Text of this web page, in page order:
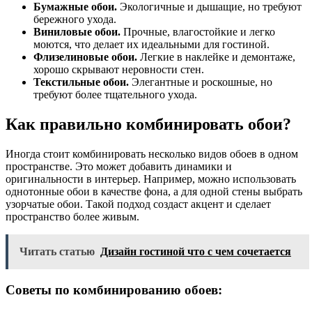
Бумажные обои. Экологичные и дышащие, но требуют
бережного ухода.
Виниловые обои. Прочные, влагостойкие и легко
моются, что делает их идеальными для гостиной.
Флизелиновые обои. Легкие в наклейке и демонтаже,
хорошо скрывают неровности стен.
Текстильные обои. Элегантные и роскошные, но
требуют более тщательного ухода.
Как правильно комбинировать обои?
Иногда стоит комбинировать несколько видов обоев в одном
пространстве. Это может добавить динамики и
оригинальности в интерьер. Например, можно использовать
однотонные обои в качестве фона, а для одной стены выбрать
узорчатые обои. Такой подход создаст акцент и сделает
пространство более живым.
Читать статью Дизайн гостиной что с чем сочетается
Советы по комбинированию обоев: